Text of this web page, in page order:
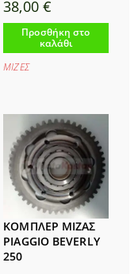
38,00 €
Προσθήκη στο
καλάθι
ΜΙΖΕΣ
ΚΟΜΠΛΕΡ ΜΙΖΑΣ
PIAGGIO BEVERLY
250